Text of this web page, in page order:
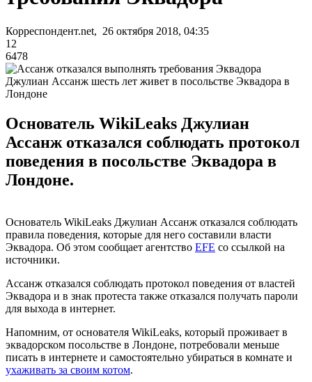
Корреспондент.net, 26 октября 2018, 04:35
12
6478
Джулиан Ассанж шесть лет живет в посольстве Эквадора в
Лондоне
Основатель WikiLeaks Джулиан
Ассанж отказался соблюдать протокол
поведения в посольстве Эквадора в
Лондоне.
Основатель WikiLeaks Джулиан Ассанж отказался соблюдать
правила поведения, которые для него составили власти
Эквадора. Об этом сообщает агентство EFE со ссылкой на
источники.
Ассанж отказался соблюдать протокол поведения от властей
Эквадора и в знак протеста также отказался получать пароли
для выхода в интернет.
Напомним, от основателя WikiLeaks, который проживает в
эквадорском посольстве в Лондоне, потребовали меньше
писать в интернете и самостоятельно убираться в комнате и
ухаживать за своим котом.